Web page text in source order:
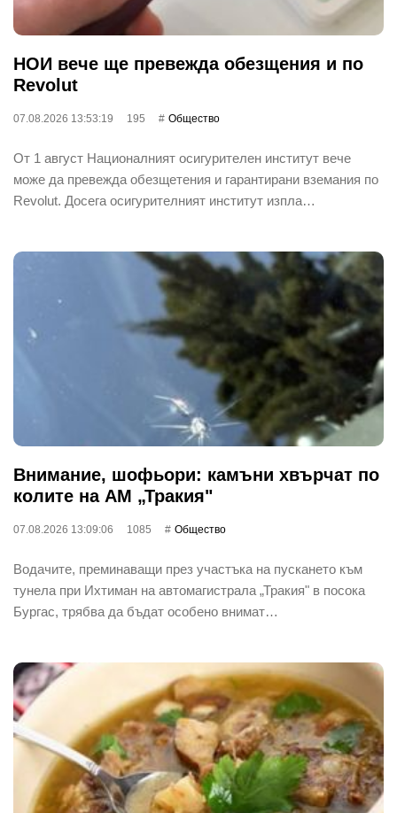
НОИ вече ще превежда обезщения и по
Revolut
07.08.2026 13:53:19 195 Общество
От 1 август Националният осигурителен институт вече
може да превежда обезщетения и гарантирани вземания по
Revolut. Досега осигурителният институт изпла…
Внимание, шофьори: камъни хвърчат по
колите на АМ „Тракия"
07.08.2026 13:09:06 1085 Общество
Водачите, преминаващи през участъка на пускането към
тунела при Ихтиман на автомагистрала „Тракия" в посока
Бургас, трябва да бъдат особено внимат…